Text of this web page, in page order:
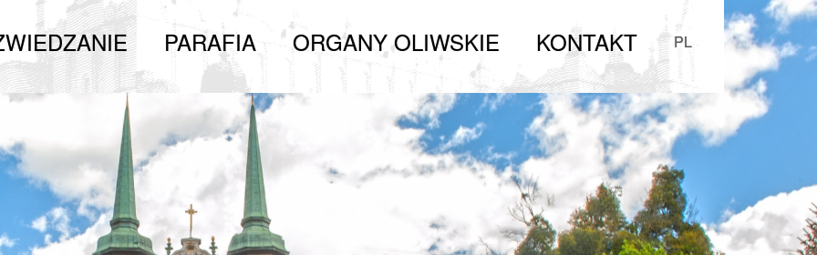
PARAFIA ORGANY OLIWSKIE KONTAKT PL
Zwiedzanie
Parafia
Kontakt